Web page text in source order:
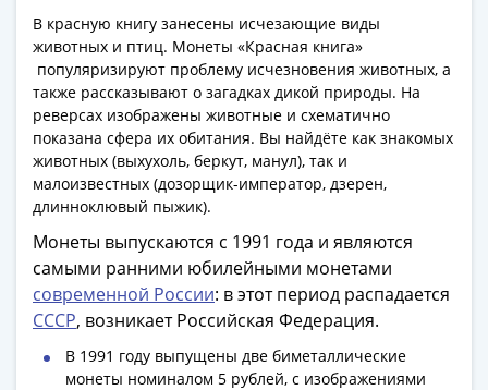
В красную книгу занесены исчезающие виды
животных и птиц. Монеты «Красная книга»
популяризируют проблему исчезновения животных, а
также рассказывают о загадках дикой природы. На
реверсах изображены животные и схематично
показана сфера их обитания. Вы найдёте как знакомых
животных (выхухоль, беркут, манул), так и
малоизвестных (дозорщик-император, дзерен,
длинноклювый пыжик).
Монеты выпускаются с 1991 года и являются
самыми ранними юбилейными монетами
современной России: в этот период распадается
СССР, возникает Российская Федерация.
В 1991 году выпущены две биметаллические
монеты номиналом 5 рублей, с изображениями